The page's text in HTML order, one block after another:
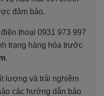
đảm bảo.
thoại 0931 973 997
trạng hàng hóa trước
.
lượng và trải nghiệm
các hướng dẫn bảo